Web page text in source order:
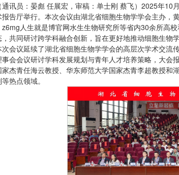
（通讯员：晏彪 任展宏，审稿：单士刚 蔡飞）2025年
报告厅举行。本次会议由湖北省细胞生物学学会主办
z6mg人生就是博官网水生生物研究所等省内30余所高
共同研讨跨学科融合创新，旨在更好地推动细胞生物
次会议延续了湖北省细胞生物学学会的高层次学术交流
会会议研讨学科发展规划与青年人才培养策略，大
家杰青任海云教授、华东师范大学国家杰青李超教授
热点领域。